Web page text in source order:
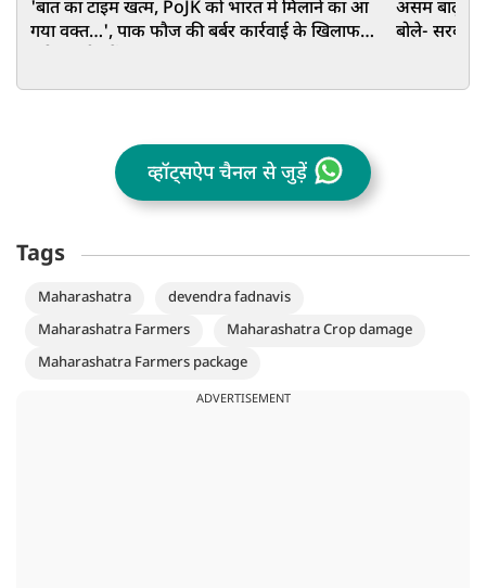
'बात का टाइम खत्म, PoJK को भारत में मिलाने का आ
गया वक्त…', पाक फौज की बर्बर कार्रवाई के खिलाफ
असम बाढ़:
बोले-
व्हॉट्सऐप चैनल से जुड़ें
Tags
Maharashatra
devendra fadnavis
Maharashatra Farmers
Maharashatra Crop damage
Maharashatra Farmers package
ADVERTISEMENT